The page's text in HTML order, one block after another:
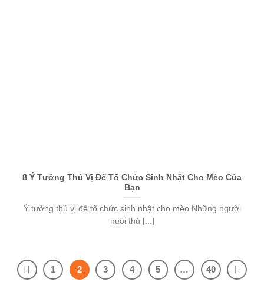
8 Ý Tưởng Thú Vị Để Tổ Chức Sinh Nhật Cho Mèo Của
Bạn
Ý tưởng thú vị để tổ chức sinh nhật cho mèo Những người
nuôi thú [...]
1 2 3 4 5 … 40